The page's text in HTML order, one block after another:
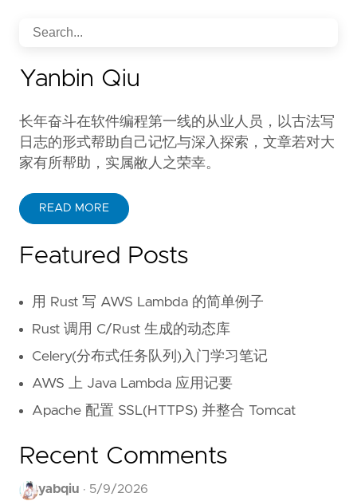
Yanbin Qiu
长年奋斗在软件编程第一线的从业人员，以古法写
日志的形式帮助自己记忆与深入探索，文章若对大
家有所帮助，实属敝人之荣幸。
READ MORE
Featured Posts
用 Rust 写 AWS Lambda 的简单例子
Rust 调用 C/Rust 生成的动态库
Celery(分布式任务队列)入门学习笔记
AWS 上 Java Lambda 应用记要
Apache 配置 SSL(HTTPS) 并整合 Tomcat
Recent Comments
yabqiu · 5/9/2026